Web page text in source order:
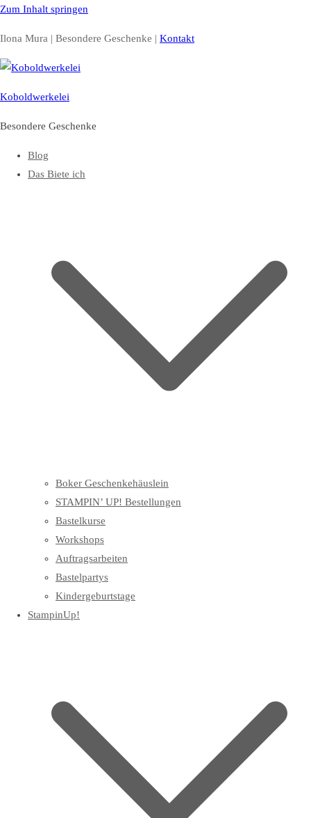
Zum Inhalt springen
Ilona Mura | Besondere Geschenke | Kontakt
Koboldwerkelei
Besondere Geschenke
Blog
Das Biete ich
Boker Geschenkehäuslein
STAMPIN’ UP! Bestellungen
Bastelkurse
Workshops
Auftragsarbeiten
Bastelpartys
Kindergeburtstage
StampinUp!